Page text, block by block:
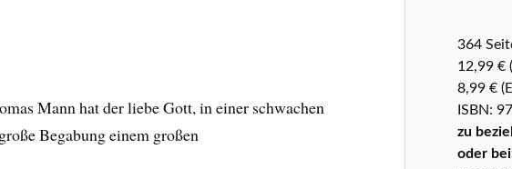
Mann hat der liebe Gott, in einer schwachen
Begabung einem großen
364
12,99 €
8,99 €
ISBN:
zu
oder